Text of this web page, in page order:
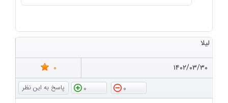
لیلا
۱۴۰۲/۰۳/۳۰
0
0
0